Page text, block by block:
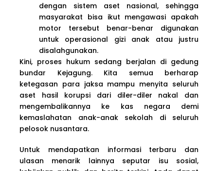
dengan sistem aset nasional, sehingga
masyarakat bisa ikut mengawasi apakah
motor tersebut benar-benar digunakan
untuk operasional gizi anak atau justru
disalahgunakan.
Kini, proses hukum sedang berjalan di gedung
bundar Kejagung. Kita semua berharap
ketegasan para jaksa mampu menyita seluruh
aset hasil korupsi dari diler-diler nakal dan
mengembalikannya ke kas negara demi
kemaslahatan anak-anak sekolah di seluruh
pelosok nusantara.
Untuk mendapatkan informasi terbaru dan
ulasan menarik lainnya seputar isu sosial,